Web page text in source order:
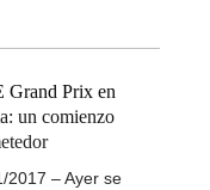
Grand Prix en
un comienzo
2017 – Ayer se